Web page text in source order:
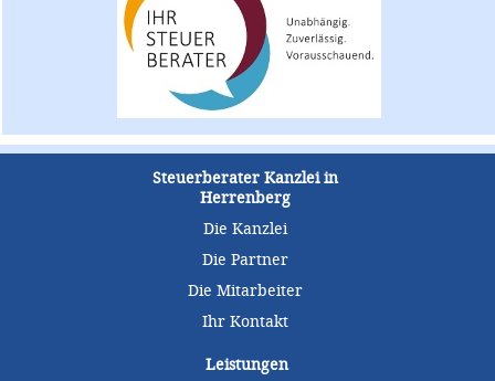
Steuerberater Kanzlei in
Herrenberg
Die Kanzlei
Die Partner
Die Mitarbeiter
Ihr Kontakt
Leistungen